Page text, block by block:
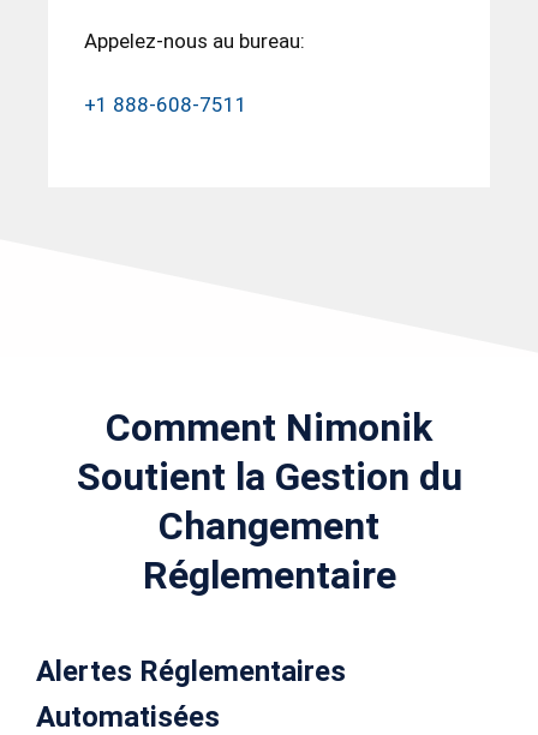
Appelez-nous au bureau:
+1 888-608-7511
Comment Nimonik
Soutient la Gestion du
Changement
Réglementaire
Alertes Réglementaires
Automatisées